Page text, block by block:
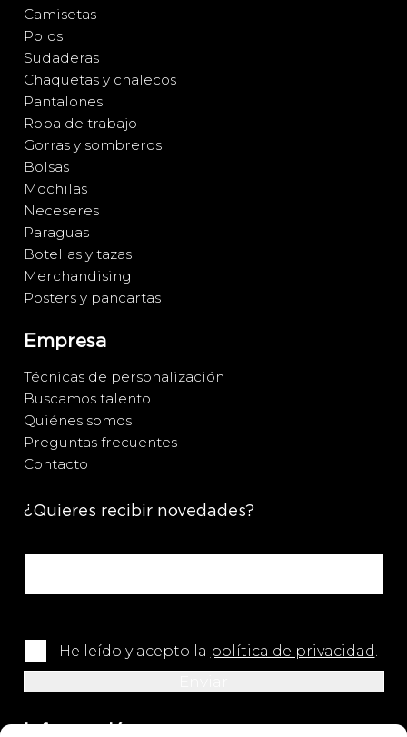
Camisetas
Polos
Sudaderas
Chaquetas y chalecos
Pantalones
Ropa de trabajo
Gorras y sombreros
Bolsas
Mochilas
Neceseres
Paraguas
Botellas y tazas
Merchandising
Posters y pancartas
Empresa
Técnicas de personalización
Buscamos talento
Quiénes somos
Preguntas frecuentes
Contacto
¿Quieres recibir novedades?
He leído y acepto la política de privacidad
Información